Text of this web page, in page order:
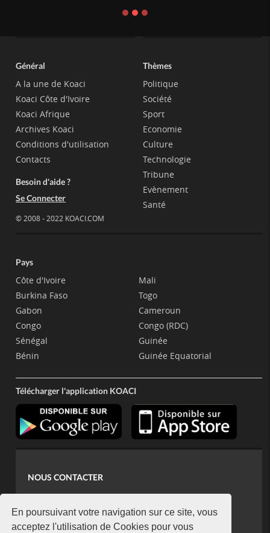
En poursuivant votre navigation sur ce site, vous
acceptez l'utilisation de Cookies pour vous
Général
A la une de Koaci
Koaci Côte d'Ivoire
Koaci Afrique
Archives Koaci
Conditions d'utilisation
Contacts
Besoin d'aide ?
Se Connecter
© 2008 - 2022 KOACI.COM
Thèmes
Politique
Société
Sport
Economie
Culture
Technologie
Tribune
Evènement
Santé
Pays
Côte d'Ivoire
Burkina Faso
Gabon
Congo
Sénégal
Bénin
Mali
Togo
Cameroun
Congo (RDC)
Guinée
Guinée Equatorial
Télécharger l'application KOACI
NOUS CONTACTER
koaci@yahoo.fr
+225 07 08 85 52 93